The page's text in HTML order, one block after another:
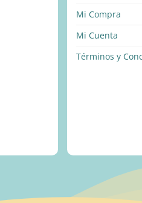
Mi Compra
Mi Cuenta
Términos y